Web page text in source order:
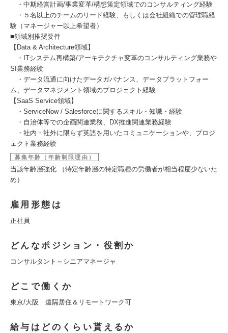
・中期経営計画/事業変革/構想策定領域でのコンサルティング経験
・５名以上のチームのリード経験、もしくは会社組織での管理職経
験（マネージャー以上希望者）
■領域別推奨要件
【Data & Architecture領域】
・ITシステム再構築/アーキテクチャ変革のコンサルティング業務や
SI業務経験
・データ流通に向けたデータガバナンス、データプラットフォー
ム、データマネジメント領域のプロジェクト経験
【SaaS Service領域】
・ServiceNow / Salesforceに関するスキル・知識・経験
・自治体等での企画関連業務、DX推進関連業務経験
・社内・社外に限らず英語を用いたコミュニケーションや、プロジ
ェクト業務経験
募集年齢（年齢制限理由）
当該年齢層強化 （特定年齢層の特定職種の労働者が相当程度少ないた
め）
雇用形態は
正社員
どんなポジション・役割か
コンサルタント～シニアマネージャ
どこで働くか
東京/大阪 遠隔居住＆リモートワーク可
給与はどのくらい貰えるか